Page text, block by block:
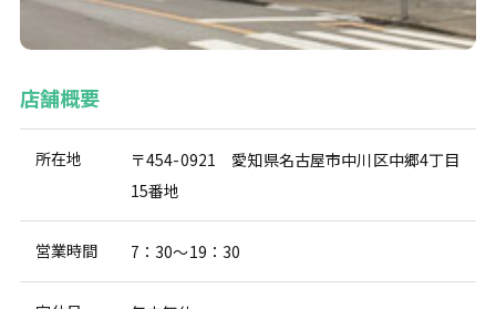
店舗概要
所在地
〒454-0921 愛知県名古屋市中川区中郷4丁目
15番地
営業時間 7：30～19：30